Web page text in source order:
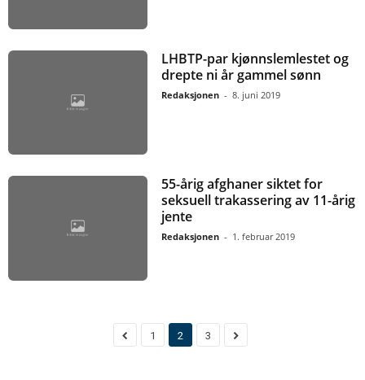
LHBTP-par kjønnslemlestet og
drepte ni år gammel sønn
Redaksjonen - 8. juni 2019
55-årig afghaner siktet for
seksuell trakassering av 11-årig
jente
Redaksjonen - 1. februar 2019
1 2 3